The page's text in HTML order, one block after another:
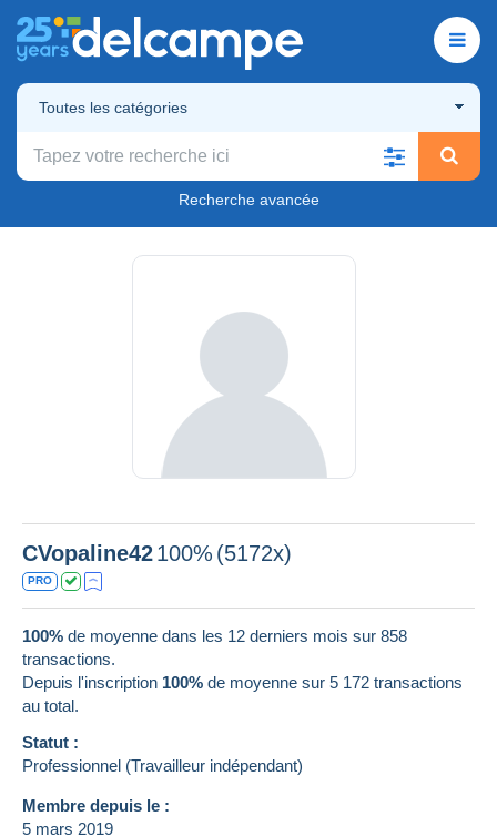
Toutes les catégories
Recherche avancée
CVopaline42100% (5172x)
PRO
100% de moyenne dans les 12 derniers mois sur 858
transactions.
Depuis l'inscription 100% de moyenne sur 5 172 transactions
au total.
Statut :
Professionnel (Travailleur indépendant)
Membre depuis le :
5 mars 2019